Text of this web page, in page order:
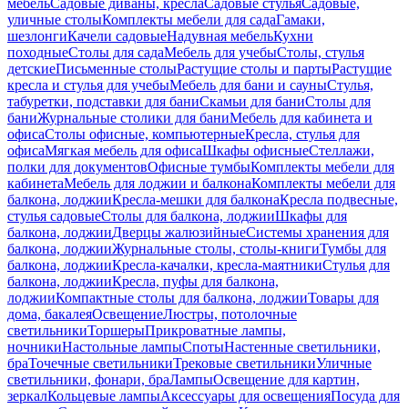
мебельСадовые диваны, креслаСадовые стульяСадовые,
уличные столыКомплекты мебели для садаГамаки,
шезлонгиКачели садовыеНадувная мебельКухни
походныеСтолы для садаМебель для учебыСтолы, стулья
детскиеПисьменные столыРастущие столы и партыРастущие
кресла и стулья для учебыМебель для бани и сауныСтулья,
табуретки, подставки для баниСкамьи для баниСтолы для
баниЖурнальные столики для баниМебель для кабинета и
офисаСтолы офисные, компьютерныеКресла, стулья для
офисаМягкая мебель для офисаШкафы офисныеСтеллажи,
полки для документовОфисные тумбыКомплекты мебели для
кабинетаМебель для лоджии и балконаКомплекты мебели для
балкона, лоджииКресла-мешки для балконаКресла подвесные,
стулья садовыеСтолы для балкона, лоджииШкафы для
балкона, лоджииДверцы жалюзийныеСистемы хранения для
балкона, лоджииЖурнальные столы, столы-книгиТумбы для
балкона, лоджииКресла-качалки, кресла-маятникиСтулья для
балкона, лоджииКресла, пуфы для балкона,
лоджииКомпактные столы для балкона, лоджииТовары для
дома, бакалеяОсвещениеЛюстры, потолочные
светильникиТоршерыПрикроватные лампы,
ночникиНастольные лампыСпотыНастенные светильники,
браТочечные светильникиТрековые светильникиУличные
светильники, фонари, браЛампыОсвещение для картин,
зеркалКольцевые лампыАксессуары для освещенияПосуда для